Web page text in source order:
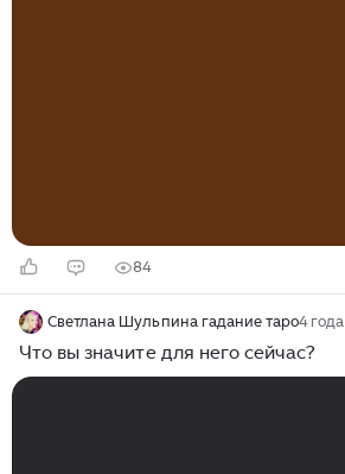
84
Светлана Шульпина гадание таро4 года
Что вы значите для него сейчас?